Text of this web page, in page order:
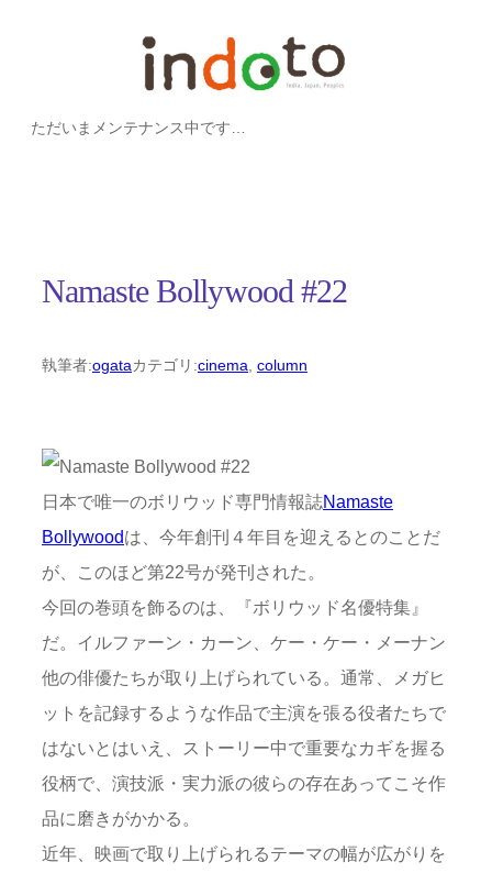
ただいまメンテナンス中です…
Namaste Bollywood #22
執筆者:ogataカテゴリ:cinema column
日本で唯一のボリウッド専門情報誌Namaste
Bollywoodは、今年創刊４年目を迎えるとのことだ
が、このほど第22号が発刊された。
今回の巻頭を飾るのは、『ボリウッド名優特集』
だ。イルファーン・カーン、ケー・ケー・メーナン
他の俳優たちが取り上げられている。通常、メガヒ
ットを記録するような作品で主演を張る役者たちで
はないとはいえ、ストーリー中で重要なカギを握る
役柄で、演技派・実力派の彼らの存在あってこそ作
品に磨きがかかる。
近年、映画で取り上げられるテーマの幅が広がりを